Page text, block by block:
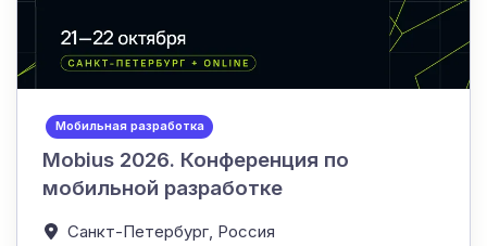
Мобильная разработка
Mobius 2026. Конференция по
мобильной разработке
Санкт-Петербург, Россия